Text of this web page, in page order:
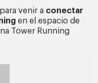
venir a conectar
en el espacio de
Tower Running